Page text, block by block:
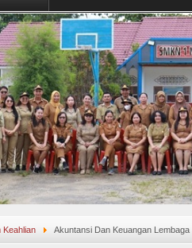
Keahlian Akuntansi Dan Keuangan Lembaga